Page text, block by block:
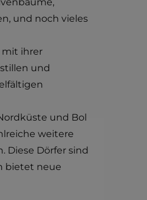
und noch vieles
mit ihrer
und
und Bol
weitere
Diese Dörfer sind
bietet neue